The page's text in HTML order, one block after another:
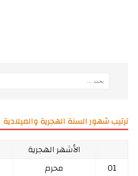
ترتيب شهور السنة الهجرية والميلادية
الأشهر الهجرية
01
محرم